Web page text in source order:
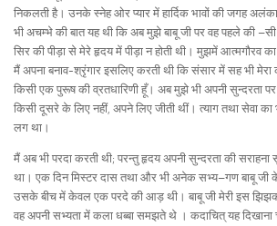
निकलती है। उनके स्नेह ओर प्यार में हार्दिक भावों की जगह
भी अचम्भे की बात यह थी कि अब मुझे बाबू जी पर वह पहले की –सी
सिर की पीड़ा से मेरे हृदय में पीड़ा न होती थी। मुझमें आत्मगौरव
मैं अपना बनाव-श्रृंगार इसलिए करती थी कि संसार में सह भी मेरा
किसी एक पुरूष की व्रतधारिणी हूँ। अब मुझे भी अपनी सुन्दरता
किसी दूसरे के लिए नहीं, अपने लिए जीती थीं। त्याग तथा सेवा
लग था।
मैं अब भी परदा करती थी; परन्तु हृदय अपनी सुन्दरता की
था। एक दिन मिस्टर दास तथा और भी अनेक सभ्य–गण बाबू
उसके बीच में केवल एक परदे की आड़ थी। बाबू जी मेरी इस
वह अपनी सभ्यता में कला धब्बा समझते थे । कदाचित् यह दिखाना